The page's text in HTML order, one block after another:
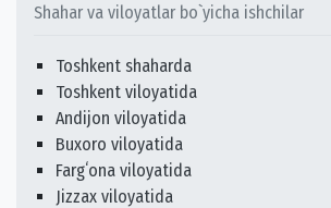
Shahar va viloyatlar bo`yicha ishchilar
Toshkent shaharda
Toshkent viloyatida
Andijon viloyatida
Buxoro viloyatida
Fargʻona viloyatida
Jizzax viloyatida